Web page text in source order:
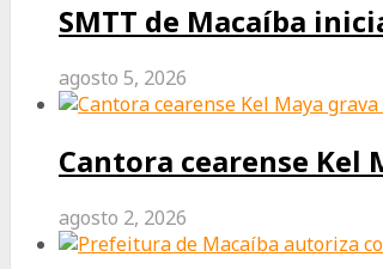
SMTT de Macaíba
agosto 5, 2026
Cantora cearense Kel
agosto 2, 2026